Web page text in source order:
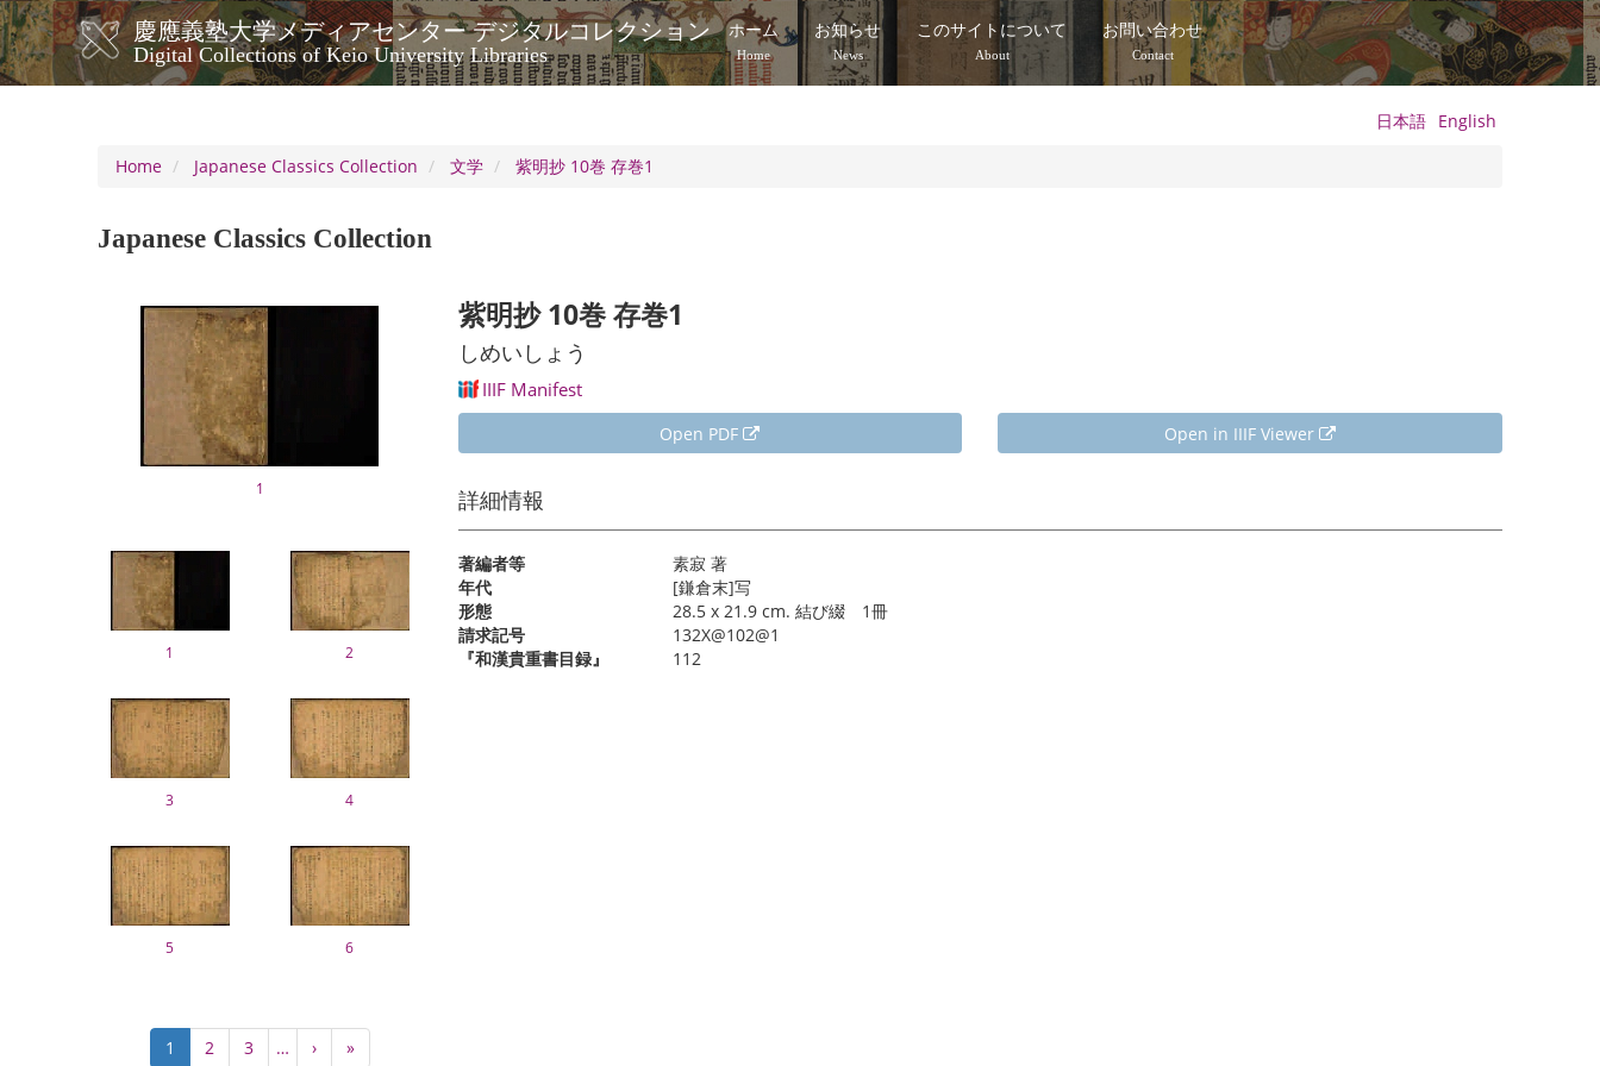
Skip
to
main
content
慶應義塾大学メディアセンター デジタルコレクション
Digital Collections of Keio University Libraries
メ
イ
ビ
シ
ホーム
Home
お知らせ
News
このサイトについて
About
お問い合わせ
Contact
日本語 English
Home
Japanese Classics Collection 文学 紫明抄 10巻 存巻1
Japanese Classics Collection
1
1 2
3 4
5 6
PaginationCurrent
1 Page
2 Page
3 …
Next
›
Last
»
紫明抄 10巻 存巻1
しめいしょう
IIIF Manifest
Open PDF Open in IIIF Viewer
詳細情報
著編者等
素寂 著
年代
[鎌倉末]写
形態
28.5 x 21.9 cm. 結び綴 1冊
請求記号
132X@102@1
『和漢貴重書目録』
112